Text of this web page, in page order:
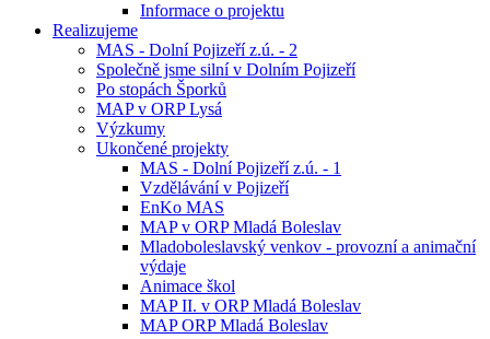
Informace o projektu
Realizujeme
MAS - Dolní Pojizeří z.ú. - 2
Společně jsme silní v Dolním Pojizeří
Po stopách Šporků
MAP v ORP Lysá
Výzkumy
Ukončené projekty
MAS - Dolní Pojizeří z.ú. - 1
Vzdělávání v Pojizeří
EnKo MAS
MAP v ORP Mladá Boleslav
Mladoboleslavský venkov - provozní a animační
výdaje
Animace škol
MAP II. v ORP Mladá Boleslav
MAP ORP Mladá Boleslav